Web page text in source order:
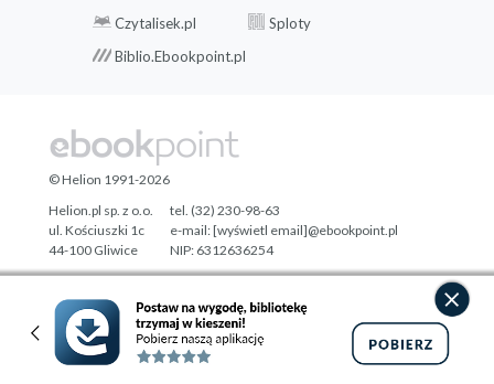
Czytalisek.pl
Sploty
Biblio.Ebookpoint.pl
Designed with ♥ byTonik.pl
© Helion 1991-2026
Helion.pl sp. z o.o.
ul. Kościuszki 1c
44-100 Gliwice
tel. (32) 230-98-63
e-mail:[wyświetl email]@ebookpoint.pl
NIP: 6312636254
Regon: 241989027
Pełna wersja strony »